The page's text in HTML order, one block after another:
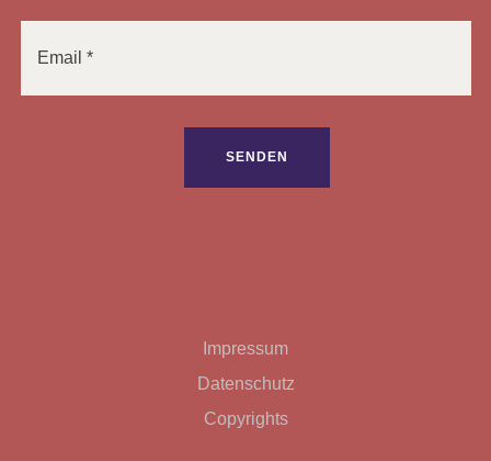
Impressum
Datenschutz
Copyrights